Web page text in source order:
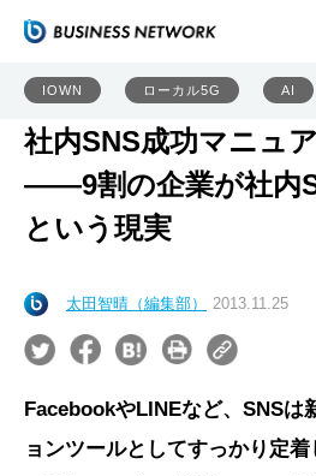
IOWN ローカル5G AI
社内SNS成功マニュア
――9割の企業が社内
という現実
太田智晴（編集部） 2013.11.25
FacebookやLINEなど、SNSは
ョンツールとしてすっかり定